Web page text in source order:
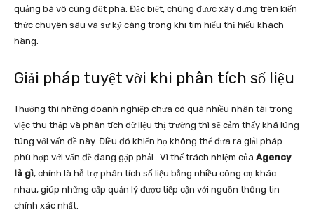
quảng bá vô cùng đột phá. Đặc biệt, chúng được xây dựng trên kiến
thức chuyên sâu và sự kỹ càng trong khi tìm hiểu thị hiếu khách
hàng.
Giải pháp tuyệt vời khi phân tích số liệu
Thường thì những doanh nghiệp chưa có quá nhiều nhân tài trong
việc thu thập và phân tích dữ liệu thị trường thì sẽ cảm thấy khá lúng
túng với vấn đề này. Điều đó khiến họ không thể đưa ra giải pháp
phù hợp với vấn đề đang gặp phải . Vì thế trách nhiệm của Agency
là gì, chính là hỗ trợ phân tích số liệu bằng nhiều công cụ khác
nhau, giúp những cấp quản lý được tiếp cận với nguồn thông tin
chính xác nhất.